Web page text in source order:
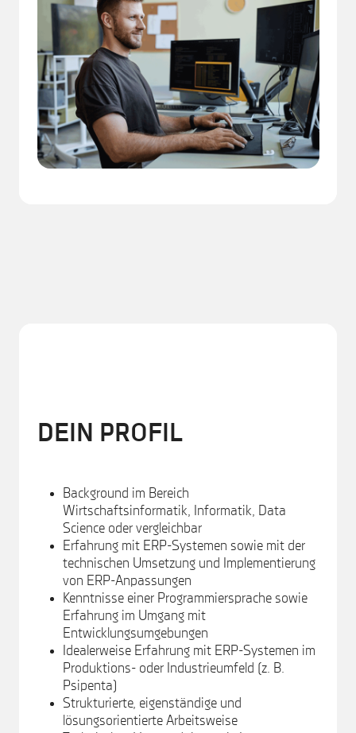
DEIN PROFIL
Background im Bereich
Wirtschaftsinformatik, Informatik, Data
Science oder vergleichbar
Erfahrung mit ERP-Systemen sowie mit der
technischen Umsetzung und Implementierung
von ERP-Anpassungen
Kenntnisse einer Programmiersprache sowie
Erfahrung im Umgang mit
Entwicklungsumgebungen
Idealerweise Erfahrung mit ERP-Systemen im
Produktions- oder Industrieumfeld (z. B.
Psipenta)
Strukturierte, eigenständige und
lösungsorientierte Arbeitsweise